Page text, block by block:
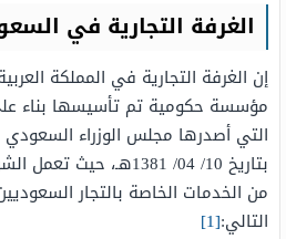
الغرفة التجارية في
إن الغرفة التجارية في المملكة
مؤسسة حكومية تم تأسيسها بناء
بتاريخ 10/ 04/ 1381هـ،
من الخدمات الخاصة بالتجار
التالي:[1]